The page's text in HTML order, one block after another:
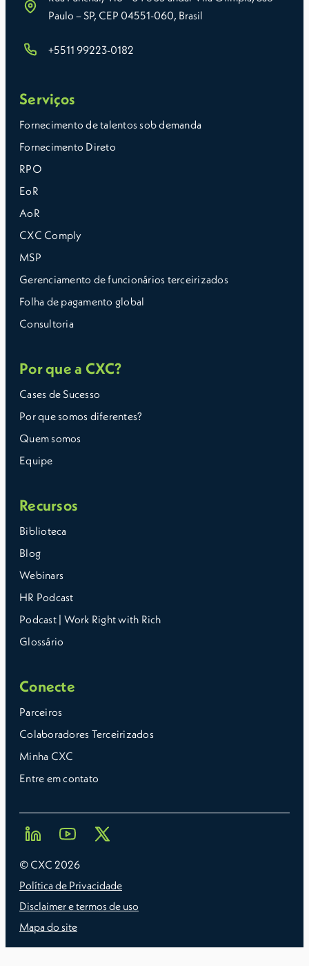
Paulo – SP, CEP 04551-060, Brasil
+5511 99223-0182
Serviços
Fornecimento de talentos sob demanda
Fornecimento Direto
RPO
EoR
AoR
CXC Comply
MSP
Gerenciamento de funcionários terceirizados
Folha de pagamento global
Consultoria
Por que a CXC?
Cases de Sucesso
Por que somos diferentes?
Quem somos
Equipe
Recursos
Biblioteca
Blog
Webinars
HR Podcast
Podcast | Work Right with Rich
Glossário
Conecte
Parceiros
Colaboradores Terceirizados
Minha CXC
Entre em contato
© CXC 2026
Política de Privacidade
Disclaimer e termos de uso
Mapa do site